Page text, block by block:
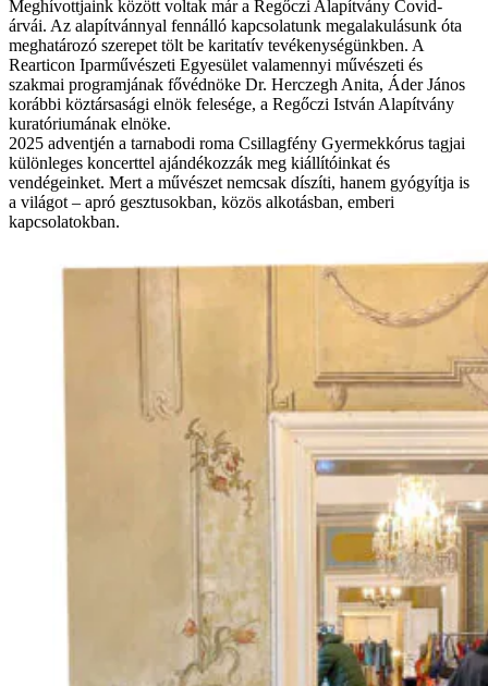
Meghívottjaink között voltak már a Regőczi Alapítvány Covid-
árvái. Az alapítvánnyal fennálló kapcsolatunk megalakulásunk óta
meghatározó szerepet tölt be karitatív tevékenységünkben. A
Rearticon Iparművészeti Egyesület valamennyi művészeti és
szakmai programjának fővédnöke Dr. Herczegh Anita, Áder János
korábbi köztársasági elnök felesége, a Regőczi István Alapítvány
kuratóriumának elnöke.
2025 adventjén a tarnabodi roma Csillagfény Gyermekkórus tagjai
különleges koncerttel ajándékozzák meg kiállítóinkat és
vendégeinket. Mert a művészet nemcsak díszíti, hanem gyógyítja is
a világot – apró gesztusokban, közös alkotásban, emberi
kapcsolatokban.